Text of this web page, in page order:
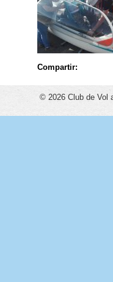
Compartir:
© 2026 Club de Vol